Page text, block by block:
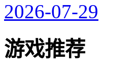
2026-07-29
游戏推荐